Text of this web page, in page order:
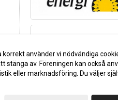
använder vi nödvändiga
stänga av. Föreningen kan också
eller marknadsföring. Du väljer